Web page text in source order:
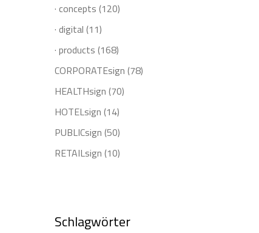
· concepts (120)
· digital (11)
· products (168)
CORPORATEsign (78)
HEALTHsign (70)
HOTELsign (14)
PUBLICsign (50)
RETAILsign (10)
Schlagwörter